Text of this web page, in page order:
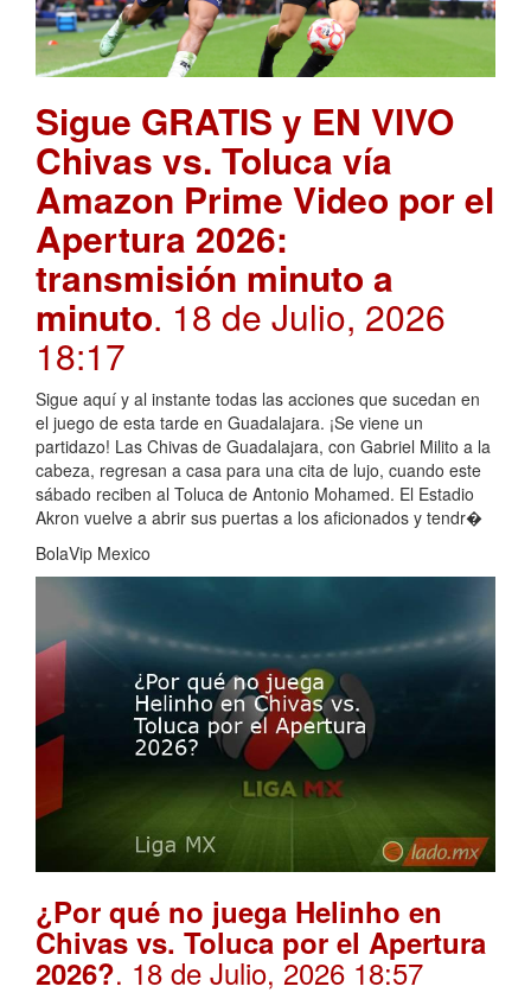
Sigue GRATIS y EN VIVO
Chivas vs. Toluca vía
Amazon Prime Video por el
Apertura 2026:
transmisión minuto a
minuto. 18 de Julio, 2026
18:17
Sigue aquí y al instante todas las acciones que sucedan en
el juego de esta tarde en Guadalajara. ¡Se viene un
partidazo! Las Chivas de Guadalajara, con Gabriel Milito a la
cabeza, regresan a casa para una cita de lujo, cuando este
sábado reciben al Toluca de Antonio Mohamed. El Estadio
Akron vuelve a abrir sus puertas a los aficionados y tendr�
BolaVip Mexico
¿Por qué no juega Helinho en
Chivas vs. Toluca por el Apertura
2026?. 18 de Julio, 2026 18:57